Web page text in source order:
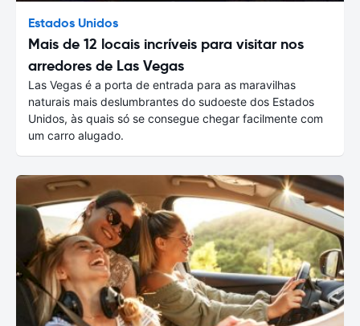
Estados Unidos
Mais de 12 locais incríveis para visitar nos
arredores de Las Vegas
Las Vegas é a porta de entrada para as maravilhas
naturais mais deslumbrantes do sudoeste dos Estados
Unidos, às quais só se consegue chegar facilmente com
um carro alugado.